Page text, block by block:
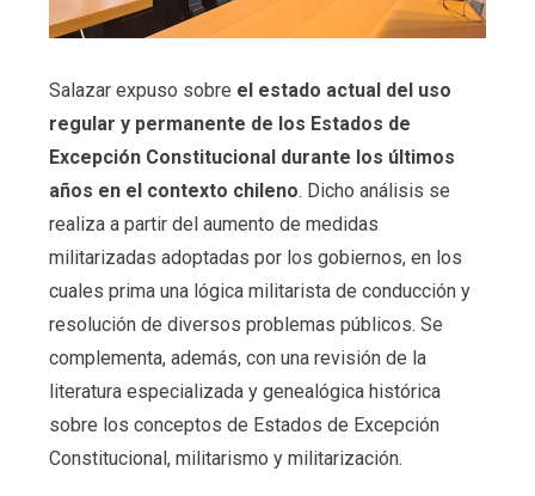
Salazar expuso sobre el estado actual del uso
regular y permanente de los Estados de
Excepción Constitucional durante los últimos
años en el contexto chileno. Dicho análisis se
realiza a partir del aumento de medidas
militarizadas adoptadas por los gobiernos, en los
cuales prima una lógica militarista de conducción y
resolución de diversos problemas públicos. Se
complementa, además, con una revisión de la
literatura especializada y genealógica histórica
sobre los conceptos de Estados de Excepción
Constitucional, militarismo y militarización.